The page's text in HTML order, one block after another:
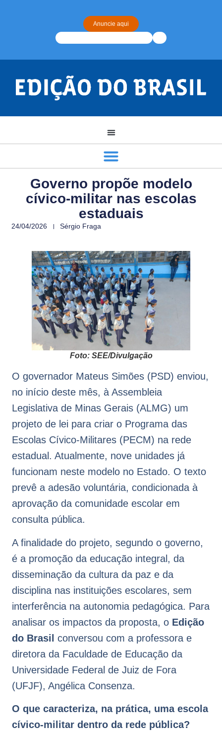
Anuncie aqui
Governo propõe modelo
cívico-militar nas escolas
estaduais
24/04/2026 Sérgio Fraga
Foto: SEE/Divulgação
O governador Mateus Simões (PSD) enviou,
no início deste mês, à Assembleia
Legislativa de Minas Gerais (ALMG) um
projeto de lei para criar o Programa das
Escolas Cívico-Militares (PECM) na rede
estadual. Atualmente, nove unidades já
funcionam neste modelo no Estado. O texto
prevê a adesão voluntária, condicionada à
aprovação da comunidade escolar em
consulta pública.
A finalidade do projeto, segundo o governo,
é a promoção da educação integral, da
disseminação da cultura da paz e da
disciplina nas instituições escolares, sem
interferência na autonomia pedagógica. Para
analisar os impactos da proposta, o Edição
do Brasil conversou com a professora e
diretora da Faculdade de Educação da
Universidade Federal de Juiz de Fora
(UFJF), Angélica Consenza.
O que caracteriza, na prática, uma escola
cívico-militar dentro da rede pública?